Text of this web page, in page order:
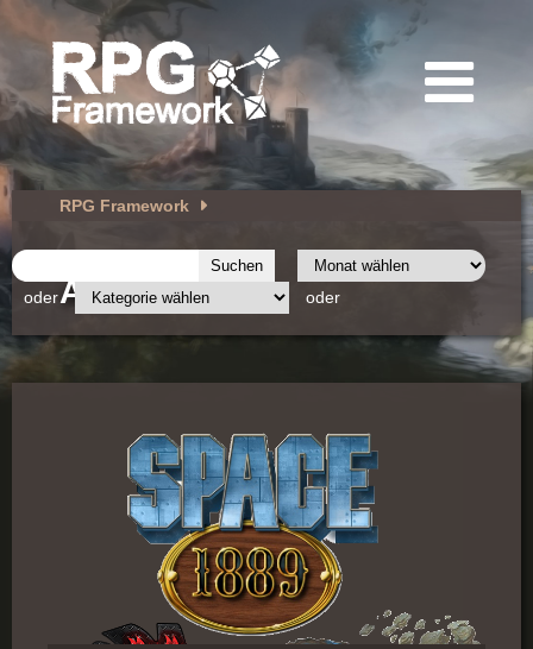
RPG Framework
Archiv
oder oder